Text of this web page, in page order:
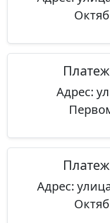
Адрес:
Адрес: